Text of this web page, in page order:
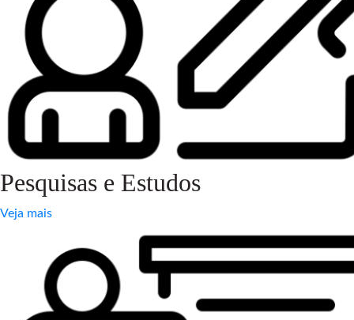
Pesquisas e Estudos
Veja mais